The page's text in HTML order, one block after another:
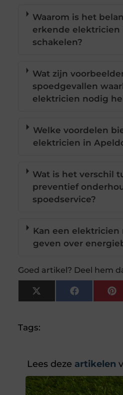
Waarom is het
erkende elektricien
schakelen?
Wat zijn
spoedgevallen
elektricien nodig
Welke voordelen
elektricien in
Wat is het verschil
preventief
spoedservice?
Kan een elektricien
geven over
Goed artikel? Deel hem
X
(Twitter)
Facebook
Tags:
Lees deze artikelen